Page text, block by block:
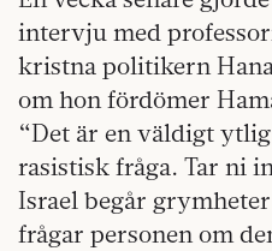
intervju med
kristna politikern
om hon fördömer
“Det är en väldigt
rasistisk fråga. Tar ni
Israel begår
frågar personen om